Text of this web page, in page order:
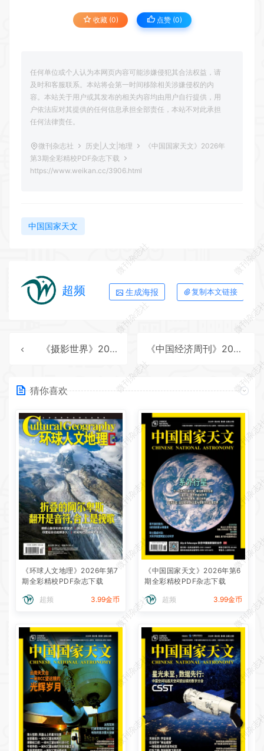
收藏 (0) 点赞 (0)
任何单位或个人认为本网页内容可能涉嫌侵犯其合法权益，请
及时和客服联系。本站将会第一时间移除相关涉嫌侵权的内
容。本站关于用户或其发布的相关内容均由用户自行提供，用
户依法应对其提供的任何信息承担全部责任，本站不对此承担
任何法律责任。
微刊杂志社 历史|人文|地理
《中国国家天文》2026年
第3期全彩精校PDF杂志下载
https://www.weikan.cc/3906.html
中国国家天文
超频 生成海报 复制本文链接
《摄影世界》2026年第5期全彩精校PDF杂志下载 《中国经济周刊》2026年第8期全彩精校PDF杂志下载
猜你喜欢
《环球人文地理》2026年第7
期全彩精校PDF杂志下载
超频 3.99金币
《中国国家天文》2026年第6
期全彩精校PDF杂志下载
超频 3.99金币
微刊杂志社
微刊杂
微刊杂志社
微刊杂
微刊杂志社
微刊杂
微刊杂志社
微刊杂
微刊杂志社
微刊杂
微刊杂志社
微刊杂
微刊杂志社
微刊杂
微刊杂志社
微刊杂
微刊杂志社
微刊杂